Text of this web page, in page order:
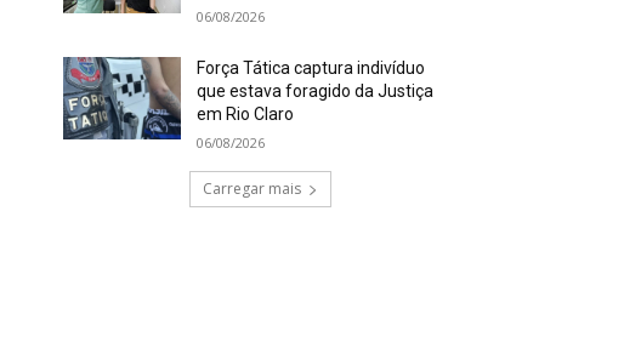
06/08/2026
Força Tática captura indivíduo
que estava foragido da Justiça
em Rio Claro
06/08/2026
Carregar mais